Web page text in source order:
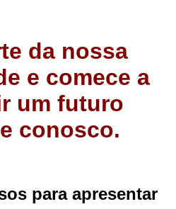
da nossa
e comece a
um futuro
conosco.
para apresentar